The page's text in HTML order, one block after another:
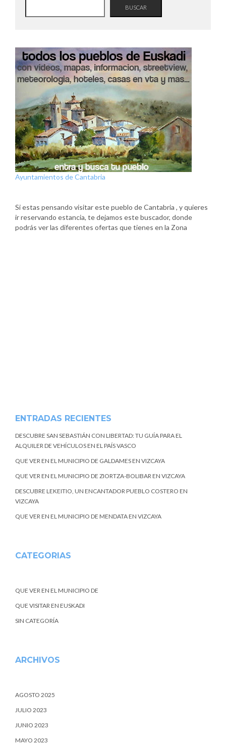
BUSCAR
Ayuntamientos de Cantabria
Si estas pensando visitar este pueblo de Cantabria , y quieres
ir reservando estancia, te dejamos este buscador, donde
podrás ver las diferentes ofertas que tienes en la Zona
ENTRADAS RECIENTES
DESCUBRE SAN SEBASTIÁN CON LIBERTAD: TU GUÍA PARA EL
ALQUILER DE VEHÍCULOS EN EL PAÍS VASCO
QUE VER EN EL MUNICIPIO DE GALDAMES EN VIZCAYA
QUE VER EN EL MUNICIPIO DE ZIORTZA-BOLIBAR EN VIZCAYA
DESCUBRE LEKEITIO, UN ENCANTADOR PUEBLO COSTERO EN
VIZCAYA
QUE VER EN EL MUNICIPIO DE MENDATA EN VIZCAYA
CATEGORIAS
QUE VER EN EL MUNICIPIO DE
QUE VISITAR EN EUSKADI
SIN CATEGORÍA
ARCHIVOS
AGOSTO 2025
JULIO 2023
JUNIO 2023
MAYO 2023